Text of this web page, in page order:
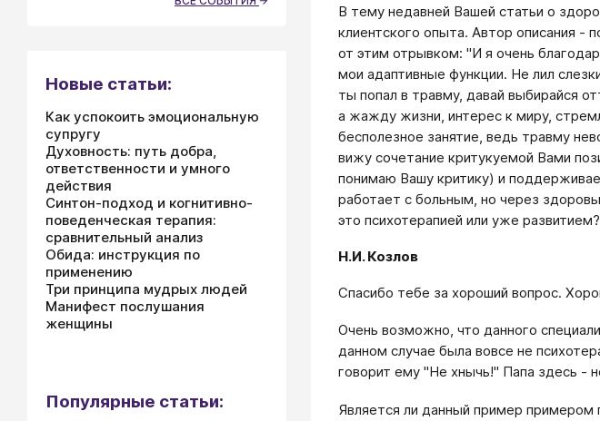
В тему недавней Вашей статьи о
клиентского опыта. Автор описания -
от этим отрывком: "И я очень
мои адаптивные функции. Не лил
ты попал в травму, давай выбирайся
а жажду жизни, интерес к миру,
бесполезное занятие, ведь травму
вижу сочетание критукуемой Вами
понимаю Вашу критику) и
работает с больным, но через
это психотерапией или уже развитием?
Н.И. Козлов
Спасибо тебе за хороший вопрос.
Очень возможно, что данного
данном случае была вовсе не
говорит ему "Не хнычь!" Папа здесь -
Является ли данный пример примером
Новые статьи:
Как успокоить эмоциональную
супругу
Духовность: путь добра,
ответственности и умного
действия
Синтон-подход и когнитивно-
поведенческая терапия:
сравнительный анализ
Обида: инструкция по
применению
Три принципа мудрых людей
Манифест послушания
женщины
Популярные статьи: